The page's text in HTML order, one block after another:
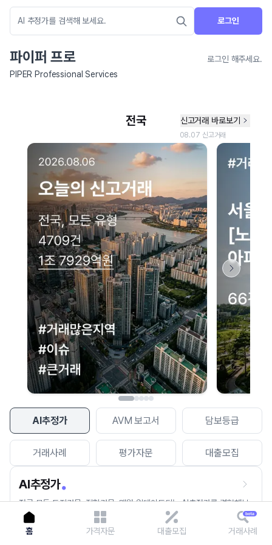
로그인
파이퍼 프로
로그인 해주세요.
PIPER Professional Services
AI추정가 AVM 보고서 담보등급
거래사례 평가자문 대출모집
AI추정가
전국 모든 토지건물, 집합건물, 매월 업데이트되는 AI추정가를 경험해보
세요.
네이버 지도 연결 안내
현재 네이버 지도 연결이 원활하지 않아 지도를 불러올 수 없습니다.
이용에 불편을 드려 죄송합니다.
다시 시도
홈 가격자문 대출모집 거래사례